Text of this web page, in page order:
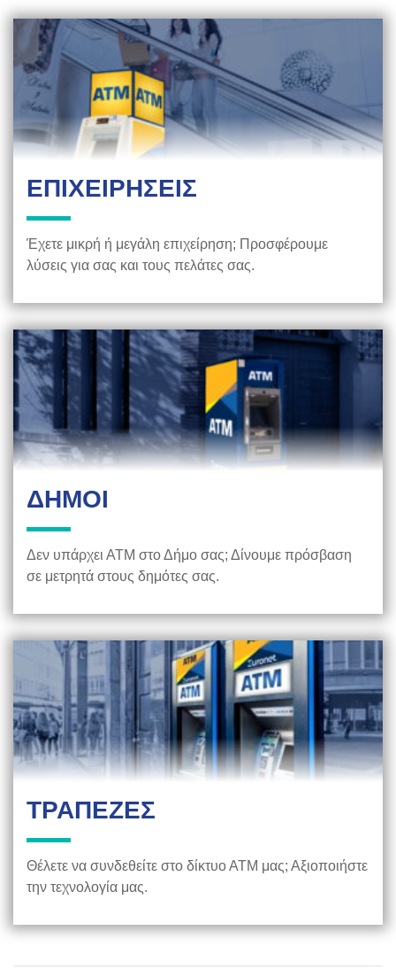
ΕΠΙΧΕΙΡΗΣΕΙΣ
Έχετε μικρή ή μεγάλη επιχείρηση; Προσφέρουμε
λύσεις για σας και τους πελάτες σας.
ΔΗΜΟΙ
Δεν υπάρχει ΑΤΜ στο Δήμο σας; Δίνουμε πρόσβαση
σε μετρητά στους δημότες σας.
ΤΡΑΠΕΖΕΣ
Θέλετε να συνδεθείτε στο δίκτυο ΑΤΜ μας; Αξιοποιήστε
την τεχνολογία μας.